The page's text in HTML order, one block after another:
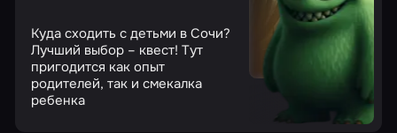
Куда сходить с детьми в Сочи?
Лучший выбор – квест! Тут
пригодится как опыт
родителей, так и смекалка
ребенка